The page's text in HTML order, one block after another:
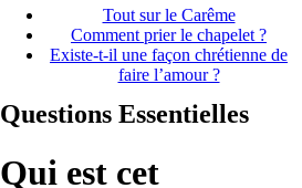
Tout sur le Carême
Comment prier le chapelet ?
Existe-t-il une façon chrétienne de
faire l’amour ?
Questions Essentielles
Qui est cet